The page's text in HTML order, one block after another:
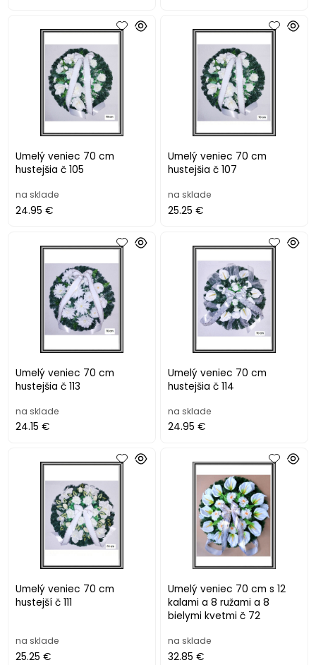
Umelý veniec 70 cm
hustejšia č 105
na sklade
24.95 €
Umelý veniec 70 cm
hustejšia č 107
na sklade
25.25 €
Umelý veniec 70 cm
hustejšia č 113
na sklade
24.15 €
Umelý veniec 70 cm
hustejšia č 114
na sklade
24.95 €
Umelý veniec 70 cm
hustejší č 111
na sklade
25.25 €
Umelý veniec 70 cm s 12
kalami a 8 ružami a 8
bielymi kvetmi č 72
na sklade
32.85 €